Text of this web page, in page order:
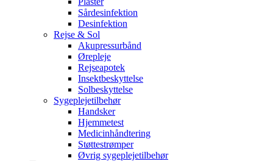
Sårdesinfektion
Desinfektion
Rejse & Sol
Akupressurbånd
Ørepleje
Rejseapotek
Insektbeskyttelse
Solbeskyttelse
Sygeplejetilbehør
Handsker
Hjemmetest
Medicinhåndtering
Støttestrømper
Øvrig sygeplejetilbehør